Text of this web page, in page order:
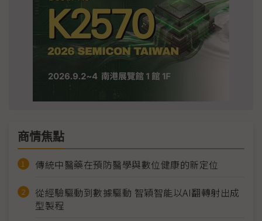
商情焦點
傳統中醫藥在預防醫學與數位健康的新定位
從經驗驅動到數據驅動 智穎智能以AI翻轉射出成
型製程